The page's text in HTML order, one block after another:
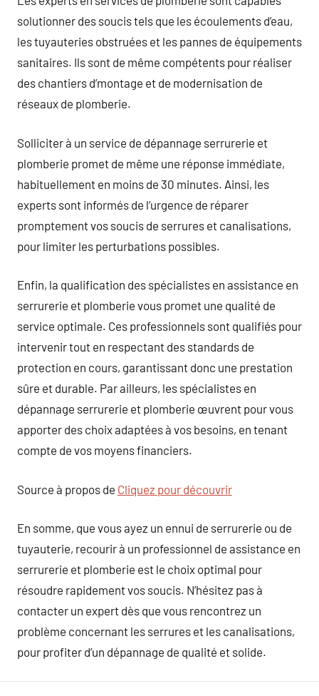
solutionner des soucis tels que les écoulements d’eau,
les tuyauteries obstruées et les pannes de équipements
sanitaires. Ils sont de même compétents pour réaliser
des chantiers d’montage et de modernisation de
réseaux de plomberie.
Solliciter à un service de dépannage serrurerie et
plomberie promet de même une réponse immédiate,
habituellement en moins de 30 minutes. Ainsi, les
experts sont informés de l’urgence de réparer
promptement vos soucis de serrures et canalisations,
pour limiter les perturbations possibles.
Enfin, la qualification des spécialistes en assistance en
serrurerie et plomberie vous promet une qualité de
service optimale. Ces professionnels sont qualifiés pour
intervenir tout en respectant des standards de
protection en cours, garantissant donc une prestation
sûre et durable. Par ailleurs, les spécialistes en
dépannage serrurerie et plomberie œuvrent pour vous
apporter des choix adaptées à vos besoins, en tenant
compte de vos moyens financiers.
Source à propos de Cliquez pour découvrir
En somme, que vous ayez un ennui de serrurerie ou de
tuyauterie, recourir à un professionnel de assistance en
serrurerie et plomberie est le choix optimal pour
résoudre rapidement vos soucis. N’hésitez pas à
contacter un expert dès que vous rencontrez un
problème concernant les serrures et les canalisations,
pour profiter d’un dépannage de qualité et solide.